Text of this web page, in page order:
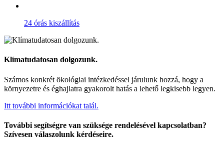
24 órás kiszállítás
Klímatudatosan dolgozunk.
Számos konkrét ökológiai intézkedéssel járulunk hozzá, hogy a
környezetre és éghajlatra gyakorolt hatás a lehető legkisebb legyen.
Itt további információkat talál.
További segítségre van szüksége rendelésével kapcsolatban?
Szívesen válaszolunk kérdéseire.